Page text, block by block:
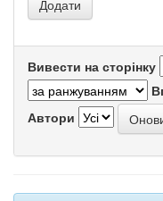
Вивести на сторінку
Автори